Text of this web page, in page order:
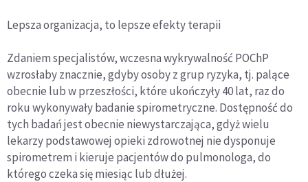
Lepsza organizacja, to lepsze efekty terapii
Zdaniem specjalistów, wczesna wykrywalność POChP
wzrosłaby znacznie, gdyby osoby z grup ryzyka, tj. palące
obecnie lub w przeszłości, które ukończyły 40 lat, raz do
roku wykonywały badanie spirometryczne. Dostępność do
tych badań jest obecnie niewystarczająca, gdyż wielu
lekarzy podstawowej opieki zdrowotnej nie dysponuje
spirometrem i kieruje pacjentów do pulmonologa, do
którego czeka się miesiąc lub dłużej.